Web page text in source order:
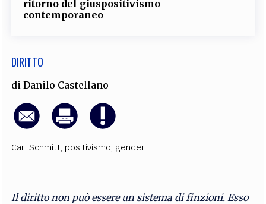
ritorno del giuspositivismo
contemporaneo
DIRITTO
diDanilo Castellano
Carl Schmitt, positivismo, gender
Il diritto non può essere un sistema di finzioni. Esso